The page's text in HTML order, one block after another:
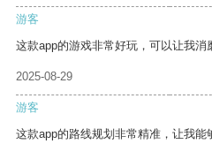
游客
这款app的游戏非常好玩，可以让我消
2025-08-29
游客
这款app的路线规划非常精准，让我能